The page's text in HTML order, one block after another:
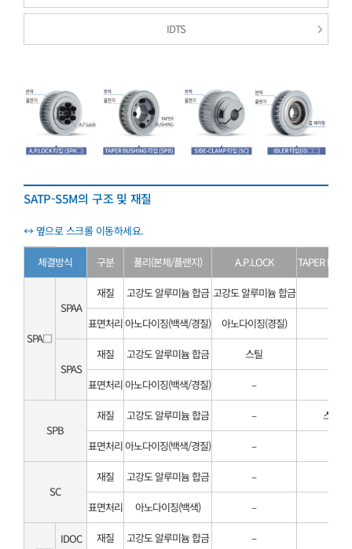
IDTS
SATP-S5M의 구조 및 재질
체결방식 구분 풀리(본체/플랜지) A.P.LOCK TAPER
SPA□
SPAA
재질 고강도 알루미늄 합금 고강도 알루미늄 합금
표면처리아노다이징(백색/경질) 아노다이징(경질)
SPAS
재질 고강도 알루미늄 합금 스틸
표면처리아노다이징(백색/경질) –
SPB
재질 고강도 알루미늄 합금 – 스틸
표면처리아노다이징(백색/경질) –
SC
재질 고강도 알루미늄 합금 –
표면처리 아노다이징(백색) –
IDOC
재질 고강도 알루미늄 합금 –